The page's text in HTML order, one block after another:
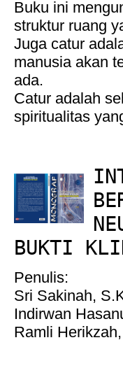
Buku ini
struktur ruang
Juga catur
manusia akan
ada.
Catur adalah
spiritualitas
BUKTI
Penulis:
Sri Sakinah,
Indirwan
Ramli